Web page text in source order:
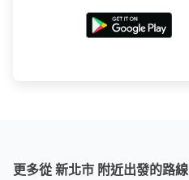
更多從 新北市 附近出發的路線